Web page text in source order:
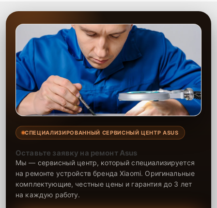
СПЕЦИАЛИЗИРОВАННЫЙ СЕРВИСНЫЙ ЦЕНТР ASUS
Оставьте заявку на ремонт Asus
Мы — сервисный центр, который специализируется
на ремонте устройств бренда Xiaomi. Оригинальные
комплектующие, честные цены и гарантия до 3 лет
на каждую работу.